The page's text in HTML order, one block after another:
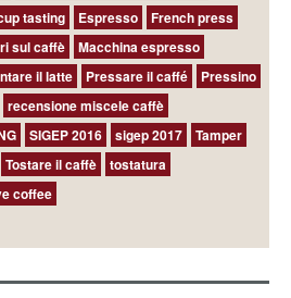
tasting Espresso
French press
sul caffè
Macchina espresso
il latte Pressare il caffé
Pressino
recensione miscele caffè
SIGEP 2016 sigep 2017
Tamper
Tostare il caffè
tostatura
coffee